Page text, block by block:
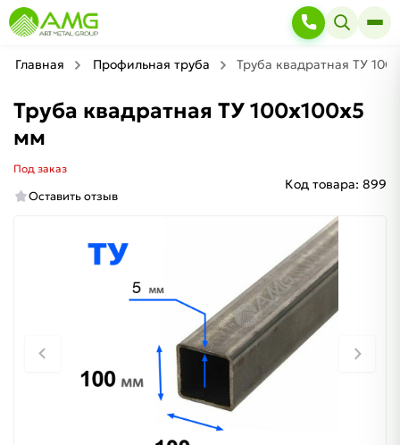
Главная Профильная труба Труба квадратная ТУ
Труба квадратная ТУ 100х100х5
мм
Под заказ
Оставить отзыв
Код товара: 899